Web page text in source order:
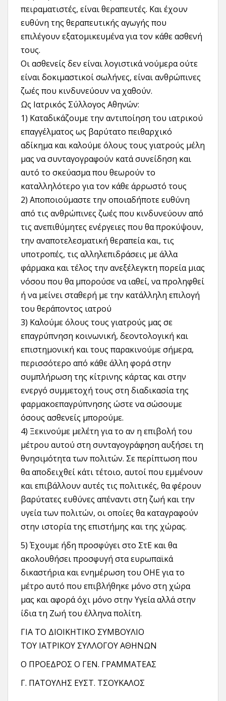
πειραματιστές, είναι θεραπευτές. Και έχουν
ευθύνη της θεραπευτικής αγωγής που
επιλέγουν εξατομικευμένα για τον κάθε ασθενή
τους.
Οι ασθενείς δεν είναι λογιστικά νούμερα ούτε
είναι δοκιμαστικοί σωλήνες, είναι ανθρώπινες
ζωές που κινδυνεύουν να χαθούν.
Ως Ιατρικός Σύλλογος Αθηνών:
1) Καταδικάζουμε την αντιποίηση του ιατρικού
επαγγέλματος ως βαρύτατο πειθαρχικό
αδίκημα και καλούμε όλους τους γιατρούς μέλη
μας να συνταγογραφούν κατά συνείδηση και
αυτό το σκεύασμα που θεωρούν το
καταλληλότερο για τον κάθε άρρωστό τους
2) Αποποιούμαστε την οποιαδήποτε ευθύνη
από τις ανθρώπινες ζωές που κινδυνεύουν από
τις ανεπιθύμητες ενέργειες που θα προκύψουν,
την αναποτελεσματική θεραπεία και, τις
υποτροπές, τις αλληλεπιδράσεις με άλλα
φάρμακα και τέλος την ανεξέλεγκτη πορεία μιας
νόσου που θα μπορούσε να ιαθεί, να προληφθεί
ή να μείνει σταθερή με την κατάλληλη επιλογή
του θεράποντος ιατρού
3) Καλούμε όλους τους γιατρούς μας σε
επαγρύπνηση κοινωνική, δεοντολογική και
επιστημονική και τους παρακινούμε σήμερα,
περισσότερο από κάθε άλλη φορά στην
συμπλήρωση της κίτρινης κάρτας και στην
ενεργό συμμετοχή τους στη διαδικασία της
φαρμακοεπαγρύπνησης ώστε να σώσουμε
όσους ασθενείς μπορούμε.
4) Ξεκινούμε μελέτη για το αν η επιβολή του
μέτρου αυτού στη συνταγογράφηση αυξήσει τη
θνησιμότητα των πολιτών. Σε περίπτωση που
θα αποδειχθεί κάτι τέτοιο, αυτοί που εμμένουν
και επιβάλλουν αυτές τις πολιτικές, θα φέρουν
βαρύτατες ευθύνες απέναντι στη ζωή και την
υγεία των πολιτών, οι οποίες θα καταγραφούν
στην ιστορία της επιστήμης και της χώρας.
5) Έχουμε ήδη προσφύγει στο ΣτΕ και θα
ακολουθήσει προσφυγή στα ευρωπαϊκά
δικαστήρια και ενημέρωση του ΟΗΕ για το
μέτρο αυτό που επιβλήθηκε μόνο στη χώρα
μας και αφορά όχι μόνο στην Υγεία αλλά στην
ίδια τη Ζωή του έλληνα πολίτη.
ΓΙΑ ΤΟ ΔΙΟΙΚΗΤΙΚΟ ΣΥΜΒΟΥΛΙΟ
ΤΟΥ ΙΑΤΡΙΚΟΥ ΣΥΛΛΟΓΟΥ ΑΘΗΝΩΝ
Ο ΠΡΟΕΔΡΟΣ Ο ΓΕΝ. ΓΡΑΜΜΑΤΕΑΣ
Γ. ΠΑΤΟΥΛΗΣ ΕΥΣΤ. ΤΣΟΥΚΑΛΟΣ